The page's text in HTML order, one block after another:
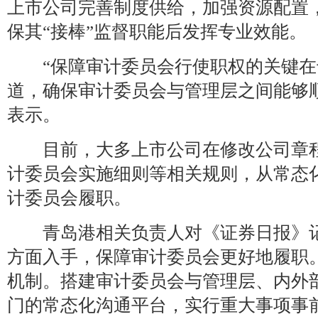
上市公司完善制度供给，加强资源配
保其“接棒”监督职能后发挥专业效能。
“保障审计委员会行使职权的关键在
道，确保审计委员会与管理层之间能够
表示。
目前，大多上市公司在修改公司章
计委员会实施细则等相关规则，从常态
计委员会履职。
青岛港相关负责人对《证券日报》
方面入手，保障审计委员会更好地履职
机制。搭建审计委员会与管理层、内外
门的常态化沟通平台，实行重大事项事